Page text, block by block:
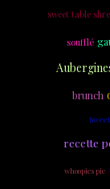
sweet table
soufflé
brunch
recette
whoopies pie